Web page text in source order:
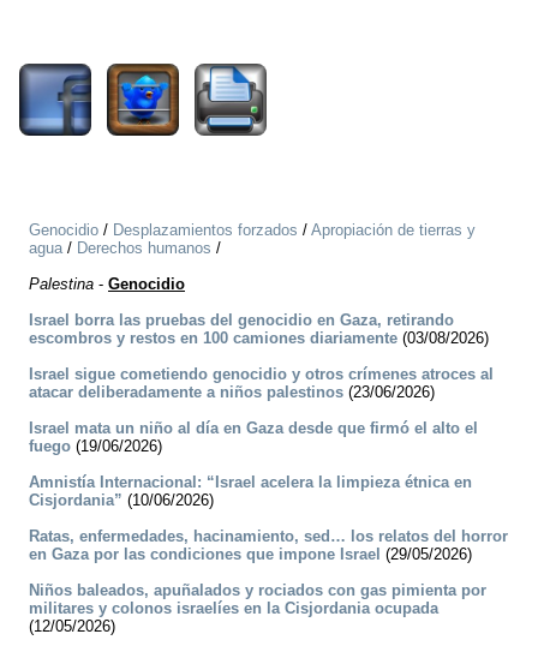
Genocidio / Desplazamientos forzados / Apropiación de tierras y
agua/ Derechos humanos /
Palestina - Genocidio
Israel borra las pruebas del genocidio en Gaza, retirando
escombros y restos en 100 camiones diariamente (03/08/2026)
Israel sigue cometiendo genocidio y otros crímenes atroces al
atacar deliberadamente a niños palestinos (23/06/2026)
Israel mata un niño al día en Gaza desde que firmó el alto el
fuego (19/06/2026)
Amnistía Internacional: “Israel acelera la limpieza étnica en
Cisjordania” (10/06/2026)
Ratas, enfermedades, hacinamiento, sed… los relatos del horror
en Gaza por las condiciones que impone Israel (29/05/2026)
Niños baleados, apuñalados y rociados con gas pimienta por
militares y colonos israelíes en la Cisjordania ocupada
(12/05/2026)